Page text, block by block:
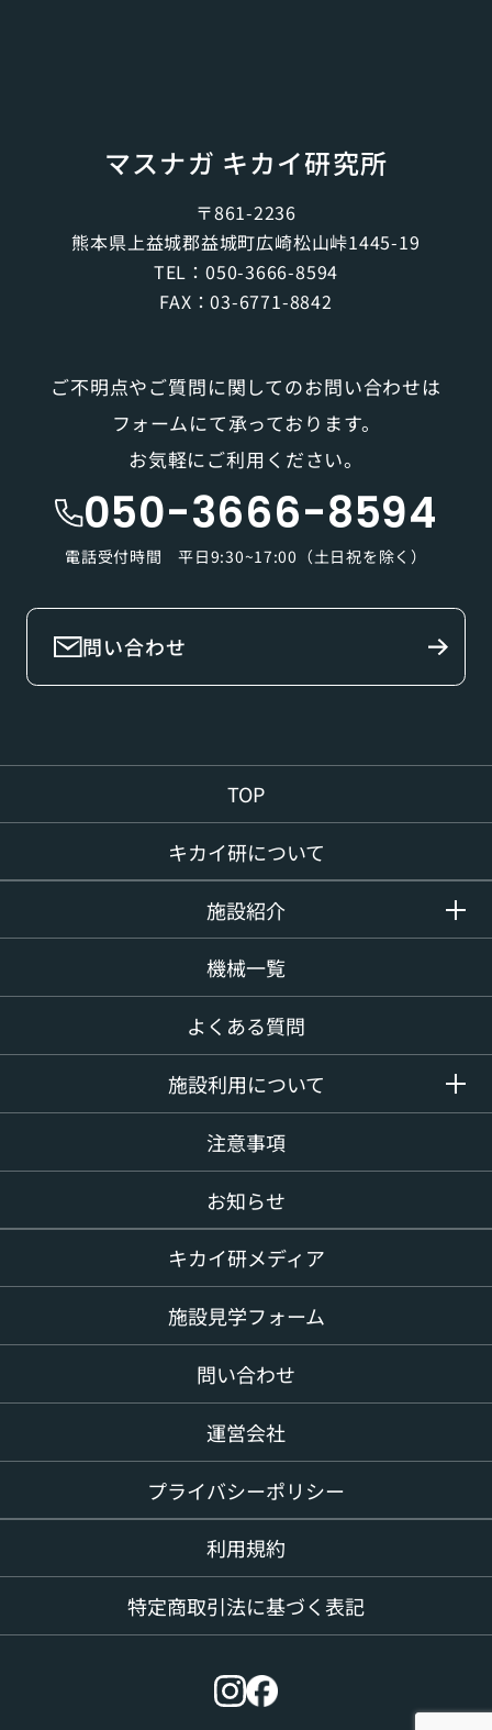
マスナガ キカイ研究所
〒861-2236
熊本県上益城郡益城町広崎松山峠1445-19
TEL：050-3666-8594
FAX：03-6771-8842
ご不明点やご質問に関してのお問い合わせは
フォームにて承っております。
お気軽にご利用ください。
050-3666-8594
電話受付時間 平日9:30~17:00（土日祝を除く）
問い合わせ
TOP
キカイ研について
施設紹介
機械一覧
よくある質問
施設利用について
注意事項
お知らせ
キカイ研メディア
施設見学フォーム
問い合わせ
運営会社
プライバシーポリシー
利用規約
特定商取引法に基づく表記